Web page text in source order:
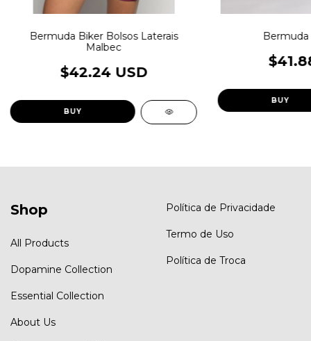
Bermuda Biker Bolsos Laterais
Malbec
$42.24 USD
BUY
Bermuda
BUY
Shop
All Products
Dopamine Collection
Essential Collection
About Us
Política de Privacidade
Termo de Uso
Política de Troca